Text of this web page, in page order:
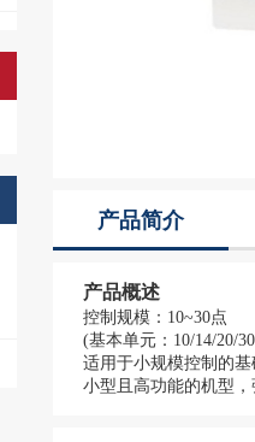
产品简介
产品概述
控制规模：10~30点
(基本单元：10/14/20/
适用于小规模控制的
小型且高功能的机型